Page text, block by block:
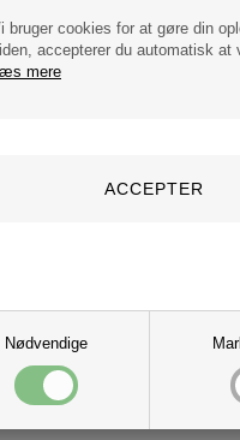
bruger cookies for at gøre din
accepterer du automatisk
mere
Nødvendige